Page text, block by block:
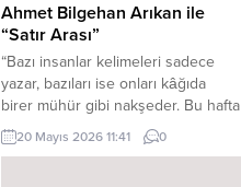
Ahmet Bilgehan Arıkan ile
“Satır Arası”
“Bazı insanlar kelimeleri sadece
yazar, bazıları ise onları kâğıda
birer mühür gibi nakşeder. Bu hafta
Satır Arası’nda; 58 yıllık bir mirası,
13 punto hassasiyetiyle geleceğe
20 Mayıs 2026 11:41 0